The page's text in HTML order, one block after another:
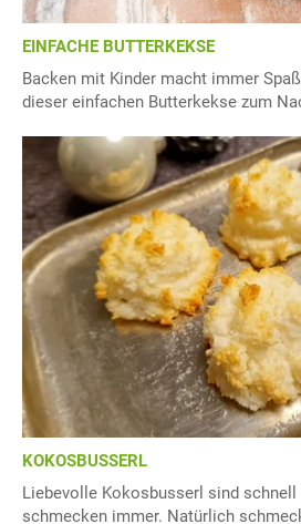
EINFACHE BUTTERKEKSE
Backen mit Kinder macht immer
dieser einfachen Butterkekse zum
KOKOSBUSSERL
Liebevolle Kokosbusserl sind schnell
schmecken immer. Natürlich